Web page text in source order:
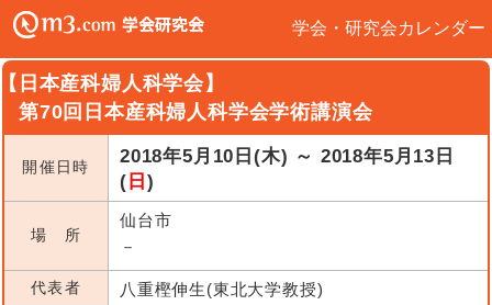
学会・研究会カレンダー
日本産科婦人科学会】
第70回日本産科婦人科学会学術講演会
開催日時
2018年5月10日(木) ～ 2018年5月13日
( 日 )
場 所
仙台市
－
代表者 八重樫伸生(東北大学教授)